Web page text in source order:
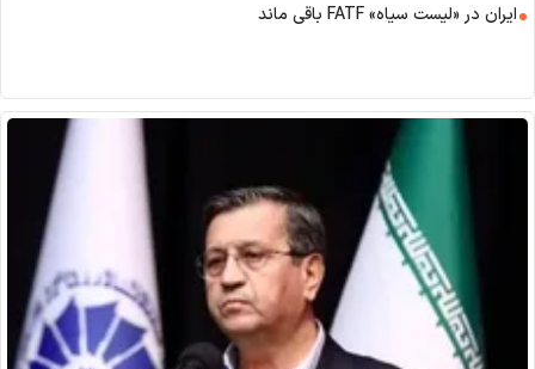
ایران در «لیست سیاه» FATF باقی ماند